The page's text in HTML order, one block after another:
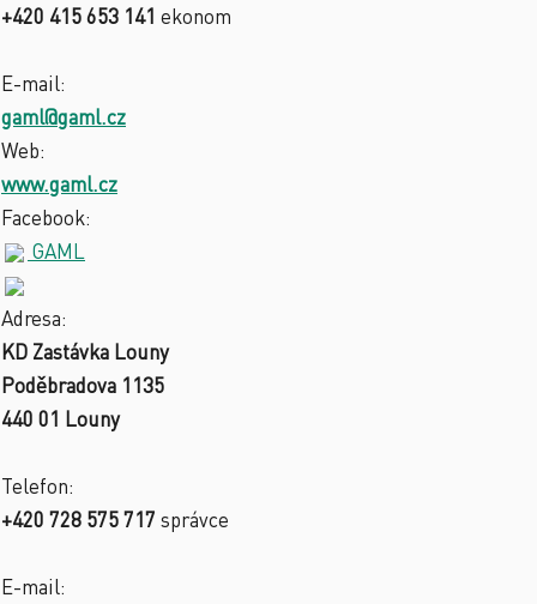
+420 415 653 141 ekonom
E-mail:
gaml@gaml.cz
Web:
www.gaml.cz
Facebook:
GAML
Adresa:
KD Zastávka Louny
Poděbradova 1135
440 01 Louny
Telefon:
+420 728 575 717 správce
E-mail: